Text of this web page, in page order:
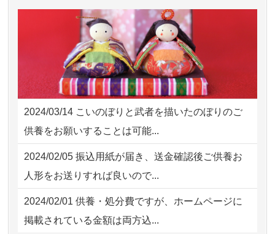
2026/08/02 09:15 神奈川の方からお申込み
2026/08/02 06:46 相模原の方からお申込み
2026/08/01 19:28 東京都の方からお申込み
2026/08/01 17:10 東京都の方からお申込み
2026/08/01 11:07 さいたの方からお申込み
2026/07/31 17:28 栃木県の方からお申込み
NEW
お人形の仕分けなども丁寧に行う
様子から、大切...
2026/07/25供養の内容（料金や送り方等）がとて
も丁寧に説...
2026/07/18 つい先日も利用させていただきまし
た。 手続...
2026/07/18 大切にしていたお人形をきちんと供養
してくださ...
2026/07/15 子供の頃から可愛がってきた七段飾り
の雛人形で...
2024/03/14 こいのぼりと武者を描いたのぼりのご
供養をお願いすることは可能...
2024/02/05 振込用紙が届き、送金確認後ご供養お
人形をお送りすれば良いので...
2024/02/01 供養・処分費ですが、ホームページに
掲載されている金額は両方込...